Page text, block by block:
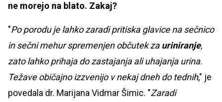
ne morejo na blato. Zakaj?
"Po porodu je lahko zaradi pritiska glavice na sečnico
in sečni mehur spremenjen občutek zauriniranje,
zato lahko prihaja do zastajanja ali uhajanja urina.
Težave običajno izzvenijo v nekaj dneh do tednih," je
povedala dr. Marijana Vidmar Šimic. "Zaradi